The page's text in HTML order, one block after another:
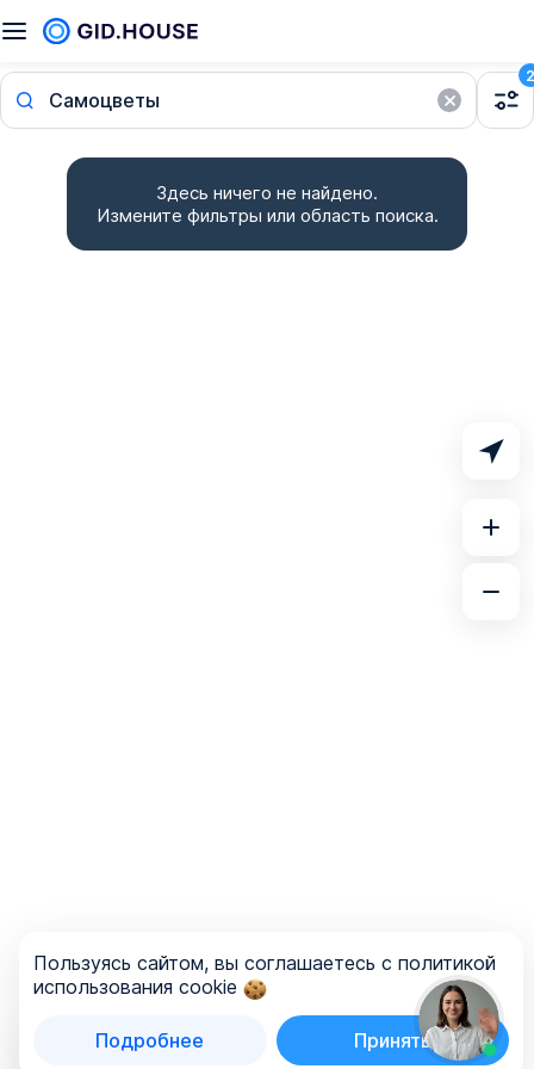
Самоцветы
2
Список
Здесь ничего не найдено.
Измените фильтры или область поиска.
Пользуясь сайтом, вы соглашаетесь с политикой
использования cookie
Подробнее Принять